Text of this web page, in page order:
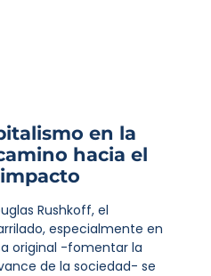
en la
hacia el
Rushkoff, el
especialmente en
original -fomentar la
de la sociedad- se